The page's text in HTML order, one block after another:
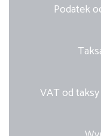
Podatek
VAT od